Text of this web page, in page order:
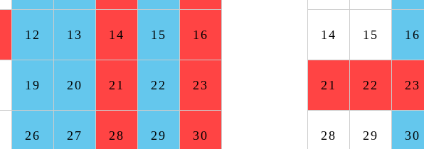
12 13 14 15 16
19 20 21 22 23
26 27 28 29 30
14 15 16
21 22 23
28 29 30